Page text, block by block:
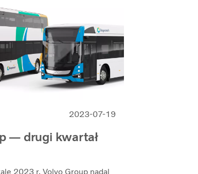
2023-07-19
— drugi kwartał
2023 r. Volvo Group nadal